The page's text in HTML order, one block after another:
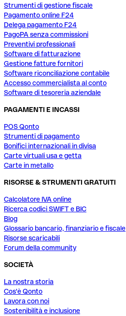
Strumenti di gestione fiscale
Pagamento online F24
Delega pagamento F24
PagoPA senza commissioni
Preventivi professionali
Software di fatturazione
Gestione fatture fornitori
Software riconciliazione contabile
Accesso commercialista al conto
Software di tesoreria aziendale
PAGAMENTI E INCASSI
POS Qonto
Strumenti di pagamento
Bonifici internazionali in divisa
Carte virtuali usa e getta
Carte in metallo
RISORSE & STRUMENTI GRATUITI
Calcolatore IVA online
Ricerca codici SWIFT e BIC
Blog
Glossario bancario, finanziario e fiscale
Risorse scaricabili
Forum della community
SOCIETÀ
La nostra storia
Cos'è Qonto
Lavora con noi
Sostenibilità e inclusione